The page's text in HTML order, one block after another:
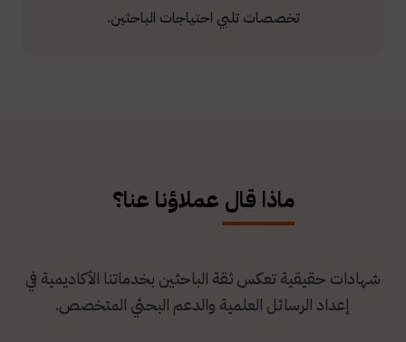
تخصصات تلبي احتياجات الباحثين.
ماذا قال عملاؤنا عنا؟
شهادات حقيقية تعكس ثقة الباحثين بخدماتنا الأكاديمية في
إعداد الرسائل العلمية والدعم البحثي المتخصص.